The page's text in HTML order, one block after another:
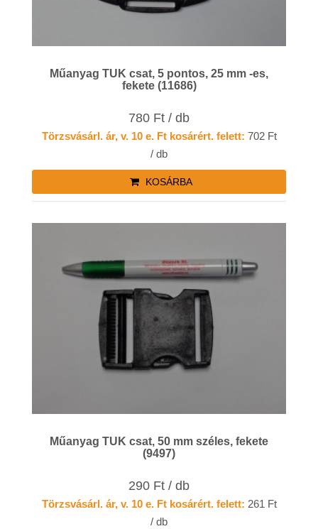
Műanyag TUK csat, 5 pontos, 25 mm -es,
fekete (11686)
780 Ft / db
Törzsvásárl. ár, v. 10 e. Ft kosárért. felett: 702 Ft
/ db
KOSÁRBA
Műanyag TUK csat, 50 mm széles, fekete
(9497)
290 Ft / db
Törzsvásárl. ár, v. 10 e. Ft kosárért. felett: 261 Ft
/ db